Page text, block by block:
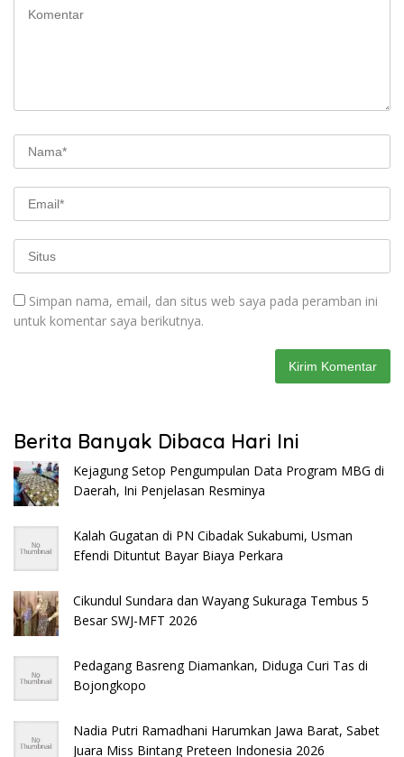
Simpan nama, email, dan situs web saya pada peramban ini
untuk komentar saya berikutnya.
Berita Banyak Dibaca Hari Ini
Kejagung Setop Pengumpulan Data Program MBG di
Daerah, Ini Penjelasan Resminya
Kalah Gugatan di PN Cibadak Sukabumi, Usman
Efendi Dituntut Bayar Biaya Perkara
Cikundul Sundara dan Wayang Sukuraga Tembus 5
Besar SWJ-MFT 2026
Pedagang Basreng Diamankan, Diduga Curi Tas di
Bojongkopo
Nadia Putri Ramadhani Harumkan Jawa Barat, Sabet
Juara Miss Bintang Preteen Indonesia 2026